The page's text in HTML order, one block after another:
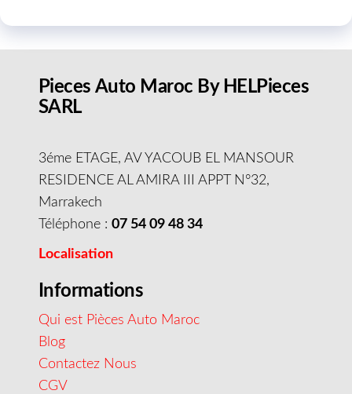
Pieces Auto Maroc By HELPieces
SARL
3éme ETAGE, AV YACOUB EL MANSOUR
RESIDENCE AL AMIRA III APPT N°32,
Marrakech
Téléphone : 07 54 09 48 34
Localisation
Informations
Qui est Pièces Auto Maroc
Blog
Contactez Nous
CGV